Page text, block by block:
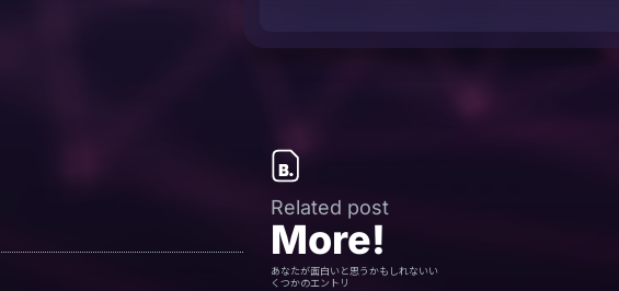
Related post
More!
あなたが面白いと思うかもしれないい
くつかのエントリ